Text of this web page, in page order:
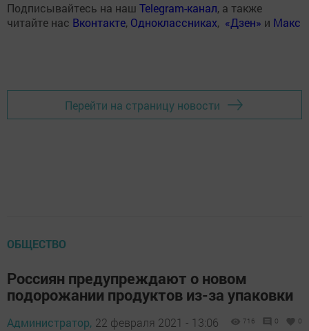
Подписывайтесь на наш Telegram-канал, а также
читайте нас Вконтакте, Одноклассниках, «Дзен» и Макс
Перейти на страницу новости
ОБЩЕСТВО
Россиян предупреждают о новом
подорожании продуктов из-за упаковки
Администратор, 22 февраля 2021 - 13:06 716 0 0